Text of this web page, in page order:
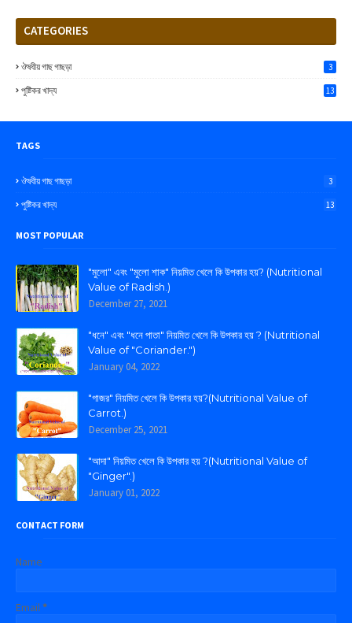
CATEGORIES
ঔষধীয় গাছ গাছড়া 3
পুষ্টিকর খাদ্য 13
TAGS
ঔষধীয় গাছ গাছড়া 3
পুষ্টিকর খাদ্য 13
MOST POPULAR
"মুলো" এবং "মুলো শাক" নিয়মিত খেলে কি উপকার হয়? (Nutritional
Value of Radish.)
December 27, 2021
"ধনে" এবং "ধনে পাতা" নিয়মিত খেলে কি উপকার হয় ? (Nutritional
Value of "Coriander.")
January 04, 2022
"গাজর" নিয়মিত খেলে কি উপকার হয়?(Nutritional Value of
Carrot.)
December 25, 2021
"আদা" নিয়মিত খেলে কি উপকার হয় ?(Nutritional Value of
"Ginger".)
January 01, 2022
CONTACT FORM
Name
Email *